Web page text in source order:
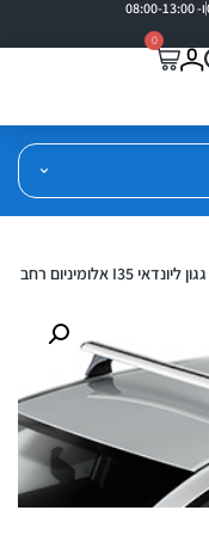
ו- 08:00-13:00
0
גגון ליונדאי I35 אלומיניום רחב